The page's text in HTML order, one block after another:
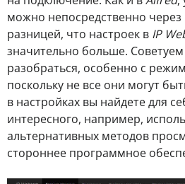
можно непосредственно
разницей, что настроек в IP
значительно больше.
разобраться, особенно с
поскольку не все они могут
в настройках вы найдете для
интересного, например,
альтернативных методов
стороннее программное